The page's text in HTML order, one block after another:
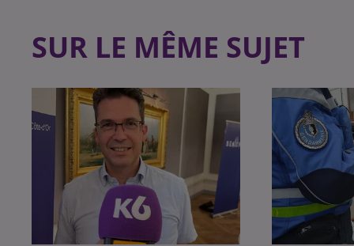
SUR LE MÊME SUJET